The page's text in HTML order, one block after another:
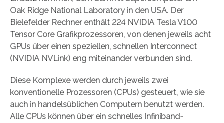
Oak Ridge National Laboratory in den USA. Der
Bielefelder Rechner enthält 224 NVIDIA Tesla V100
Tensor Core Grafikprozessoren, von denen jeweils acht
GPUs über einen speziellen, schnellen Interconnect
(NVIDIA NVLink) eng miteinander verbunden sind.
Diese Komplexe werden durch jeweils zwei
konventionelle Prozessoren (CPUs) gesteuert, wie sie
auch in handelsüblichen Computern benutzt werden.
Alle CPUs können über ein schnelles Infiniband-